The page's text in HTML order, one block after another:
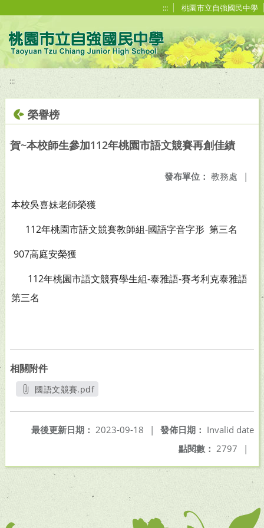
::: 桃園市立自強國民中學
:::
榮譽榜
賀~本校師生參加112年桃園市語文競賽再創佳績
發布單位： 教務處 |
本校吳喜妹老師榮獲
112年桃園市語文競賽教師組-國語字音字形 第三名
907高庭安榮獲
112年桃園市語文競賽學生組-泰雅語-賽考利克泰雅語
第三名
相關附件
國語文競賽.pdf
發佈日期： Invalid date
最後更新日期： 2023-09-18
|
點閱數： 2797 |